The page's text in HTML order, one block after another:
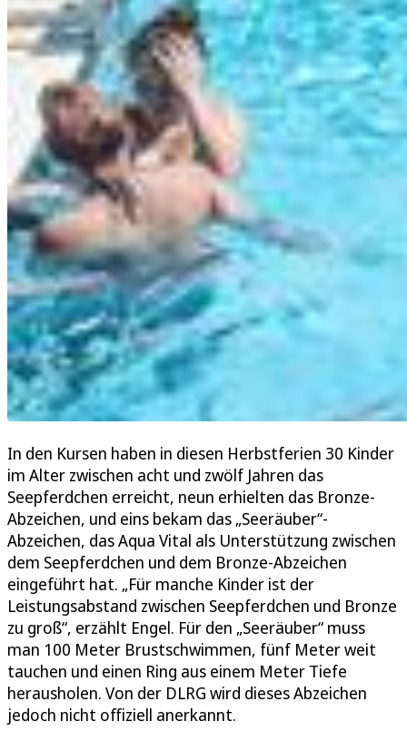
In den Kursen haben in diesen Herbstferien 30 Kinder
im Alter zwischen acht und zwölf Jahren das
Seepferdchen erreicht, neun erhielten das Bronze-
Abzeichen, und eins bekam das „Seeräuber“-
Abzeichen, das Aqua Vital als Unterstützung zwischen
dem Seepferdchen und dem Bronze-Abzeichen
eingeführt hat. „Für manche Kinder ist der
Leistungsabstand zwischen Seepferdchen und Bronze
zu groß“, erzählt Engel. Für den „Seeräuber“ muss
man 100 Meter Brustschwimmen, fünf Meter weit
tauchen und einen Ring aus einem Meter Tiefe
herausholen. Von der DLRG wird dieses Abzeichen
jedoch nicht offiziell anerkannt.